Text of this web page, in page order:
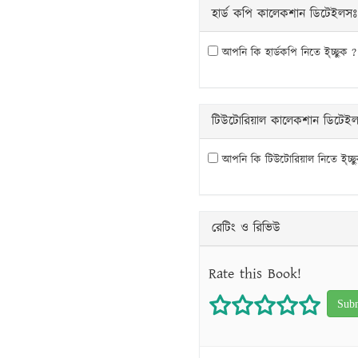
হার্ড কপি কালেকশান ডিটেইলসঃ
আপনি কি হার্ডকপি নিতে ই্চ্ছুক ?
টিউটোরিয়াল কালেকশান
আপনি কি টিউটোরিয়াল নিতে
রেটিং ও রিভিউ
Rate this Book!
5
4
3 stars
2 stars
1 star